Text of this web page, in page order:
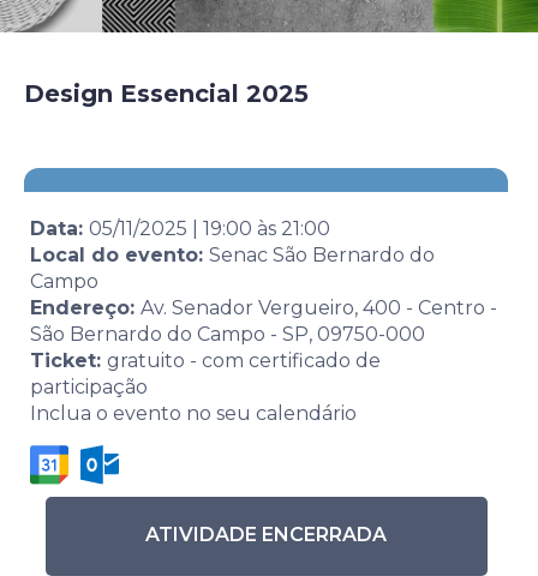
Design Essencial 2025
Data: 05/11/2025 19:00 às 21:00
Local do evento: Senac São Bernardo do
Campo
Endereço: Av. Senador Vergueiro, 400 - Centro -
São Bernardo do Campo - SP, 09750-000
Ticket: gratuito - com certificado de
participação
Inclua o evento no seu calendário
ATIVIDADE ENCERRADA